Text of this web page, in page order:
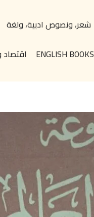
شعر، ونصوص ادبية، ولغة
ENGLISH BOOKS